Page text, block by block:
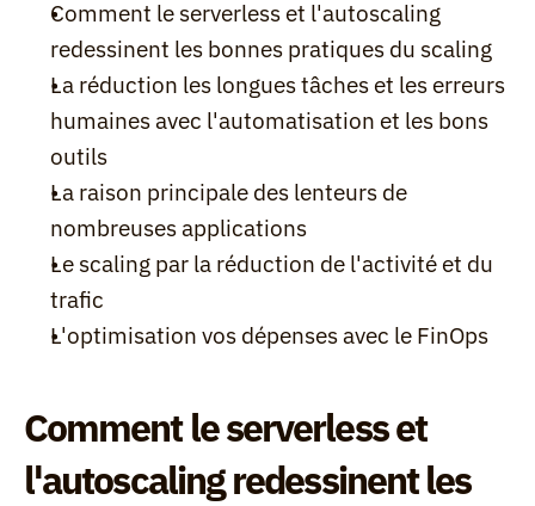
Comment le serverless et l'autoscaling
redessinent les bonnes pratiques du scaling
La réduction les longues tâches et les erreurs
humaines avec l'automatisation et les bons
outils
La raison principale des lenteurs de
nombreuses applications
Le scaling par la réduction de l'activité et du
trafic
L'optimisation vos dépenses avec le FinOps
Comment le serverless et
l'autoscaling redessinent les